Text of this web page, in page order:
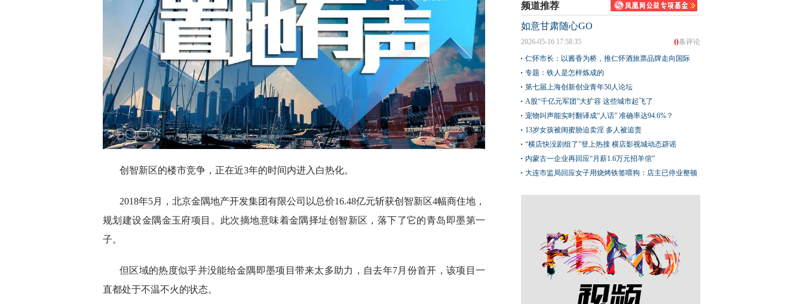
创智新区的楼市竞争，正在近3年的时间内进入白热化。
2018年5月，北京金隅地产开发集团有限公司以总价16.48亿元斩获创智新区4幅商住地，
规划建设金隅金玉府项目。此次摘地意味着金隅择址创智新区，落下了它的青岛即墨第一
子。
但区域的热度似乎并没能给金隅即墨项目带来太多助力，自去年7月份首开，该项目一
直都处于不温不火的状态。
频道推荐
如意甘肃随心GO
0条评论
2026-05-16 17:58:35
仁怀市长：以酱香为桥，推仁怀酒旅票品牌走向国际
专题：铁人是怎样炼成的
第七届上海创新创业青年50人论坛
A股“千亿元军团”大扩容 这些城市起飞了
宠物叫声能实时翻译成“人话” 准确率达94.6%？
13岁女孩被闺蜜胁迫卖淫 多人被追责
“横店快没剧组了”登上热搜 横店影视城动态辟谣
内蒙古一企业再回应“月薪1.6万元招羊倌”
大连市监局回应女子用烧烤铁签喂狗：店主已停业整顿